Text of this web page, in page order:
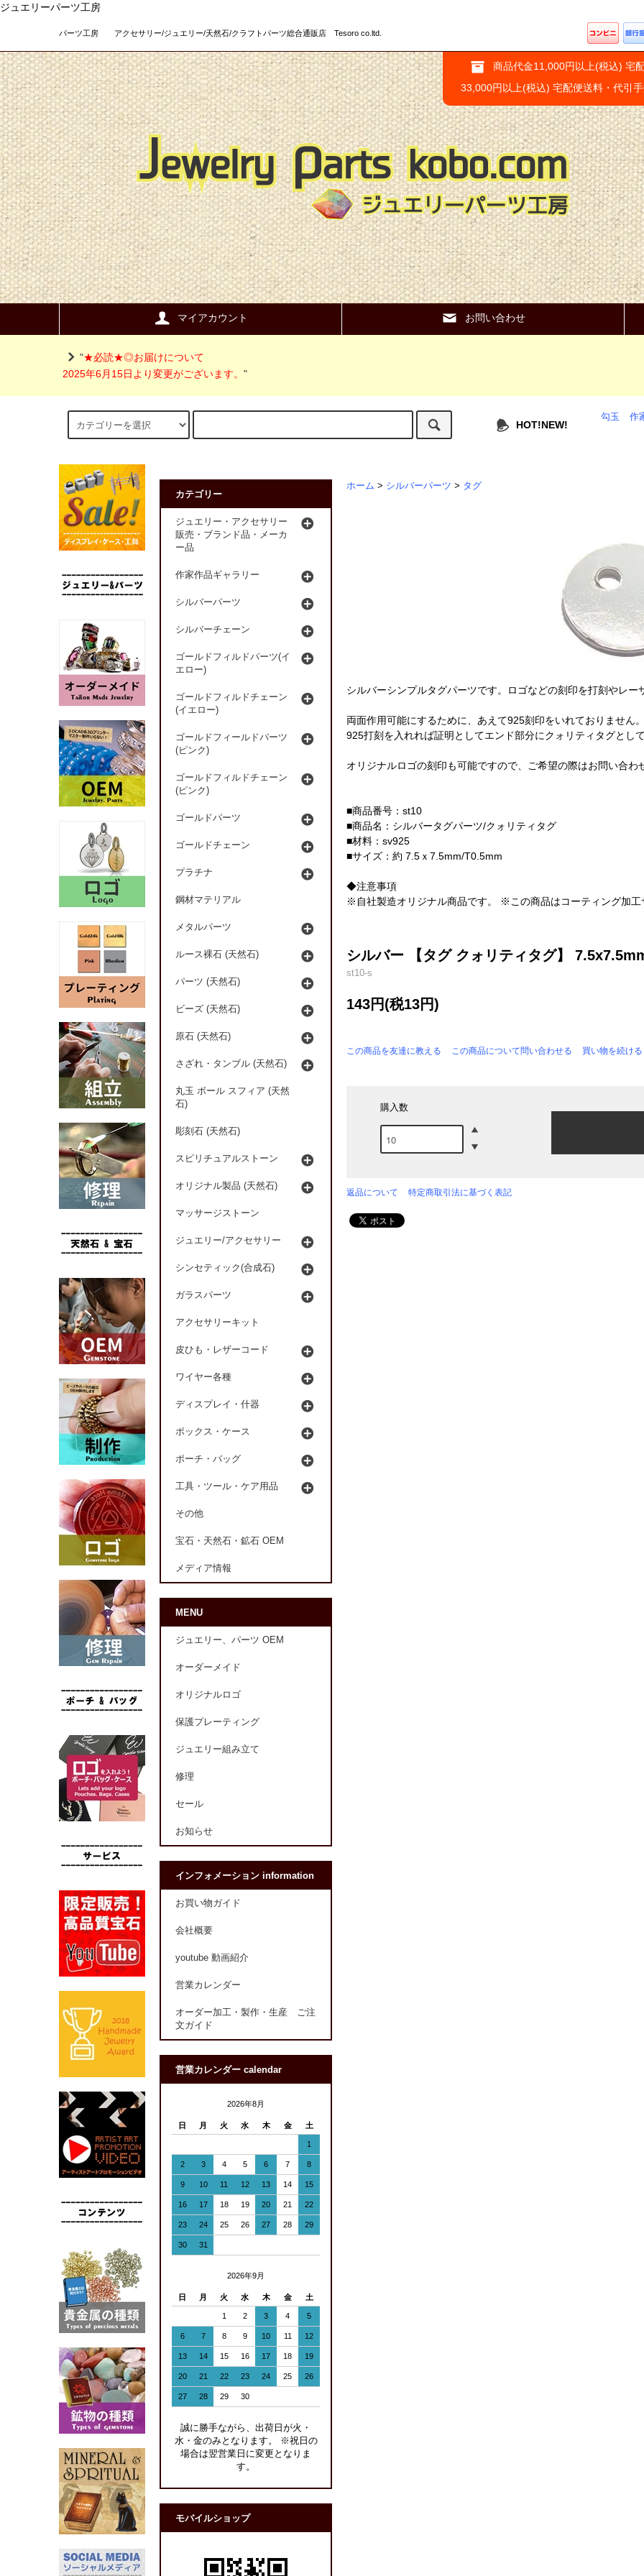
ジュエリーパーツ工房
パーツ工房 アクセサリー/ジュエリー/天然石/クラフトパーツ総合通販店 Tesoro co.ltd.
商品代金11,000円以上(税込) 宅
33,000円以上(税込) 宅配便送料・代引
マイアカウント お問い合わせ
"★必読★◎お届けについて
2025年6月15日より変更がございます。 "
HOT!NEW!
勾玉 作
ホーム > シルバーパーツ > タグ
シルバーシンプルタグパーツです。ロゴなどの刻印を打刻やレー
両面作用可能にするために、あえて925刻印をいれておりません。
925打刻を入れれば証明としてエンド部分にクォリティタグとし
オリジナルロゴの刻印も可能ですので、ご希望の際はお問い合わ
■商品番号：st10
■商品名：シルバータグパーツ/クォリティタグ
■材料：sv925
■サイズ：約 7.5ｘ7.5mm/T0.5mm
◆注意事項
※自社製造オリジナル商品です。 ※この商品はコーティング加工
シルバー 【タグ クォリティタグ】
st10-s
143円(税13円)
この商品を友達に教える この商品について問い合わせる 買い物を続ける
購入数
返品について 特定商取引法に基づく表記
カテゴリー
ジュエリー・アクセサリー
販売・ブランド品・メーカ
ー品
作家作品ギャラリー
シルバーパーツ
シルバーチェーン
ゴールドフィルドパーツ(イ
エロー)
ゴールドフィルドチェーン
(イエロー)
ゴールドフィールドパーツ
(ピンク)
ゴールドフィルドチェーン
(ピンク)
ゴールドパーツ
ゴールドチェーン
プラチナ
鋼材マテリアル
メタルパーツ
ルース裸石 (天然石)
パーツ (天然石)
ビーズ (天然石)
原石 (天然石)
さざれ・タンブル (天然石)
丸玉 ボール スフィア (天然
石)
彫刻石 (天然石)
スピリチュアルストーン
オリジナル製品 (天然石)
マッサージストーン
ジュエリー/アクセサリー
シンセティック(合成石)
ガラスパーツ
アクセサリーキット
皮ひも・レザーコード
ワイヤー各種
ディスプレイ・什器
ボックス・ケース
ポーチ・バッグ
工具・ツール・ケア用品
その他
宝石・天然石・鉱石 OEM
メディア情報
MENU
ジュエリー、パーツ OEM
オーダーメイド
オリジナルロゴ
保護プレーティング
ジュエリー組み立て
修理
セール
お知らせ
インフォメーション information
お買い物ガイド
会社概要
youtube 動画紹介
営業カレンダー
オーダー加工・製作・生産 ご注
文ガイド
営業カレンダー calendar
2026年8月
日 月 火 水 木 金 土
1
2 3 4 5 6 7 8
9 10 11 12 13 14 15
16 17 18 19 20 21 22
23 24 25 26 27 28 29
30 31
2026年9月
日 月 火 水 木 金 土
1 2 3 4 5
6 7 8 9 10 11 12
13 14 15 16 17 18 19
20 21 22 23 24 25 26
27 28 29 30
誠に勝手ながら、出荷日が火・
水・金のみとなります。 ※祝日の
場合は翌営業日に変更となりま
す。
モバイルショップ